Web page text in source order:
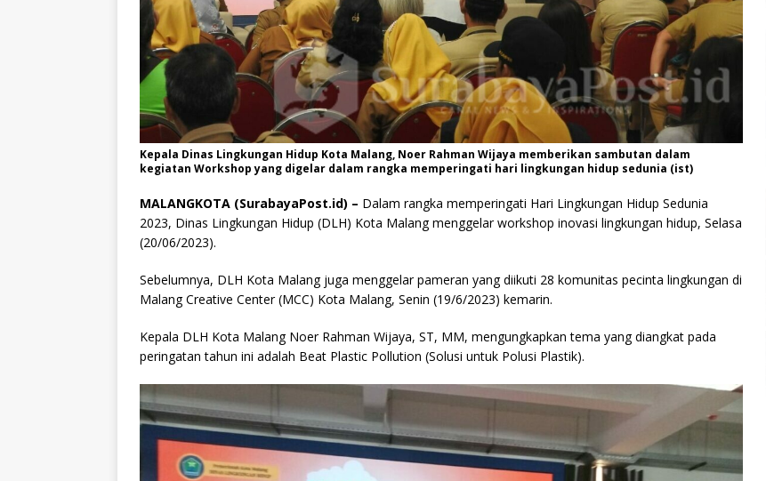
Kepala Dinas Lingkungan Hidup Kota Malang, Noer Rahman Wijaya memberikan sambutan dalam
kegiatan Workshop yang digelar dalam rangka memperingati hari lingkungan hidup sedunia (ist)
MALANGKOTA (SurabayaPost.id) – Dalam rangka memperingati Hari Lingkungan Hidup Sedunia
2023, Dinas Lingkungan Hidup (DLH) Kota Malang menggelar workshop inovasi lingkungan hidup, Selasa
(20/06/2023).
Sebelumnya, DLH Kota Malang juga menggelar pameran yang diikuti 28 komunitas pecinta lingkungan di
Malang Creative Center (MCC) Kota Malang, Senin (19/6/2023) kemarin.
Kepala DLH Kota Malang Noer Rahman Wijaya, ST, MM, mengungkapkan tema yang diangkat pada
peringatan tahun ini adalah Beat Plastic Pollution (Solusi untuk Polusi Plastik).